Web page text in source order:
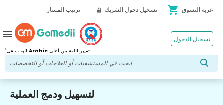
ترتيب المسار تسجيل دخول الشريك shopping_cart عربة التسوق
* Arabic تغيير اللغة من أعلى.
تسجيل الدخول menu
لتسهيل ودمج العملية